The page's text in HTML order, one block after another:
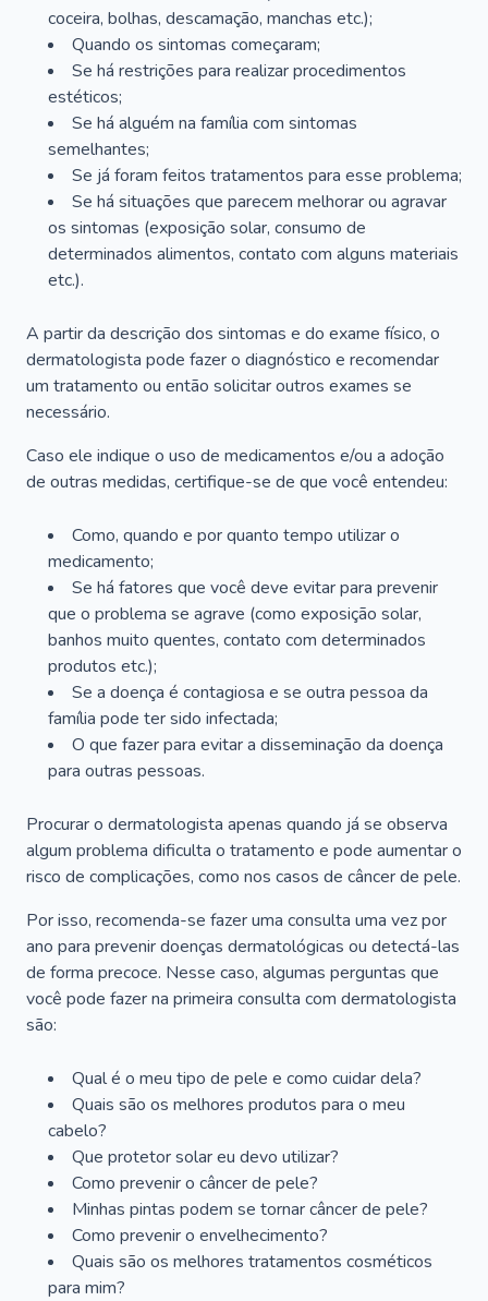
coceira, bolhas, descamação, manchas etc.);
Quando os sintomas começaram;
Se há restrições para realizar procedimentos
estéticos;
Se há alguém na família com sintomas
semelhantes;
Se já foram feitos tratamentos para esse problema;
Se há situações que parecem melhorar ou agravar
os sintomas (exposição solar, consumo de
determinados alimentos, contato com alguns materiais
etc.).
A partir da descrição dos sintomas e do exame físico, o
dermatologista pode fazer o diagnóstico e recomendar
um tratamento ou então solicitar outros exames se
necessário.
Caso ele indique o uso de medicamentos e/ou a adoção
de outras medidas, certifique-se de que você entendeu:
Como, quando e por quanto tempo utilizar o
medicamento;
Se há fatores que você deve evitar para prevenir
que o problema se agrave (como exposição solar,
banhos muito quentes, contato com determinados
produtos etc.);
Se a doença é contagiosa e se outra pessoa da
família pode ter sido infectada;
O que fazer para evitar a disseminação da doença
para outras pessoas.
Procurar o dermatologista apenas quando já se observa
algum problema dificulta o tratamento e pode aumentar o
risco de complicações, como nos casos de câncer de pele.
Por isso, recomenda-se fazer uma consulta uma vez por
ano para prevenir doenças dermatológicas ou detectá-las
de forma precoce. Nesse caso, algumas perguntas que
você pode fazer na primeira consulta com dermatologista
são:
Qual é o meu tipo de pele e como cuidar dela?
Quais são os melhores produtos para o meu
cabelo?
Que protetor solar eu devo utilizar?
Como prevenir o câncer de pele?
Minhas pintas podem se tornar câncer de pele?
Como prevenir o envelhecimento?
Quais são os melhores tratamentos cosméticos
para mim?